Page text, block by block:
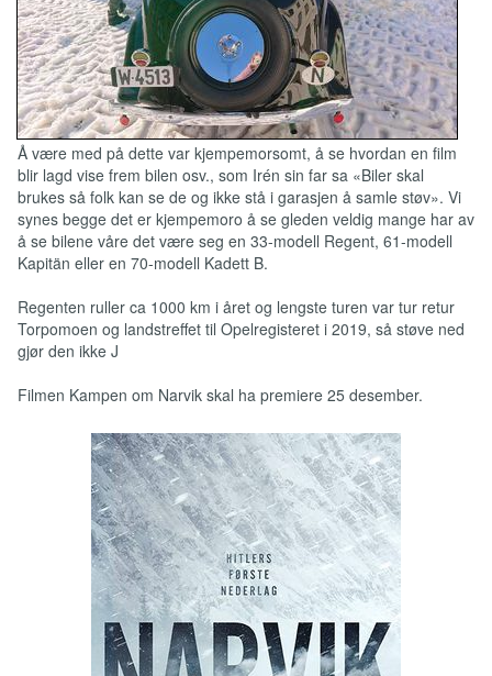
Å være med på dette var kjempemorsomt, å se hvordan en film
blir lagd vise frem bilen osv., som Irén sin far sa «Biler skal
brukes så folk kan se de og ikke stå i garasjen å samle støv». Vi
synes begge det er kjempemoro å se gleden veldig mange har av
å se bilene våre det være seg en 33-modell Regent, 61-modell
Kapitän eller en 70-modell Kadett B.
Regenten ruller ca 1000 km i året og lengste turen var tur retur
Torpomoen og landstreffet til Opelregisteret i 2019, så støve ned
gjør den ikke J
Filmen Kampen om Narvik skal ha premiere 25 desember.